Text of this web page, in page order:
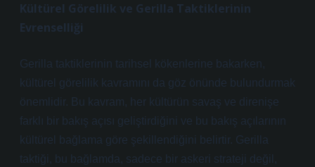
Kültürel Görelilik ve Gerilla Taktiklerinin
Evrenselliği
Gerilla taktiklerinin tarihsel kökenlerine bakarken,
kültürel görelilik kavramını da göz önünde bulundurmak
önemlidir. Bu kavram, her kültürün savaş ve direnişe
farklı bir bakış açısı geliştirdiğini ve bu bakış açılarının
kültürel bağlama göre şekillendiğini belirtir. Gerilla
taktiği, bu bağlamda, sadece bir askeri strateji değil,